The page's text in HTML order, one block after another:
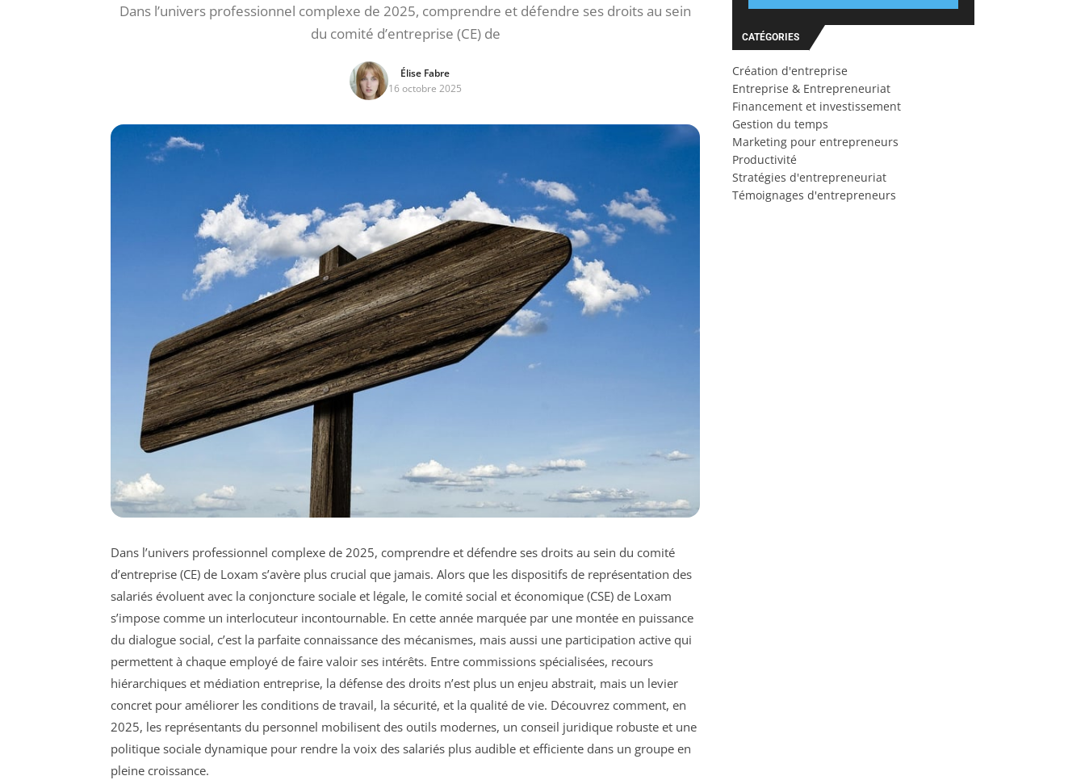
Dans l’univers professionnel complexe de 2025, comprendre et défendre ses droits au sein
du comité d’entreprise (CE) de
Élise Fabre
16 octobre 2025
Dans l’univers professionnel complexe de 2025, comprendre et défendre ses droits au sein du comité
d’entreprise (CE) de Loxam s’avère plus crucial que jamais. Alors que les dispositifs de représentation des
salariés évoluent avec la conjoncture sociale et légale, le comité social et économique (CSE) de Loxam
s’impose comme un interlocuteur incontournable. En cette année marquée par une montée en puissance
du dialogue social, c’est la parfaite connaissance des mécanismes, mais aussi une participation active qui
permettent à chaque employé de faire valoir ses intérêts. Entre commissions spécialisées, recours
hiérarchiques et médiation entreprise, la défense des droits n’est plus un enjeu abstrait, mais un levier
concret pour améliorer les conditions de travail, la sécurité, et la qualité de vie. Découvrez comment, en
2025, les représentants du personnel mobilisent des outils modernes, un conseil juridique robuste et une
politique sociale dynamique pour rendre la voix des salariés plus audible et efficiente dans un groupe en
pleine croissance.
CATÉGORIES
Création d'entreprise
Entreprise & Entrepreneuriat
Financement et investissement
Gestion du temps
Marketing pour entrepreneurs
Productivité
Stratégies d'entrepreneuriat
Témoignages d'entrepreneurs